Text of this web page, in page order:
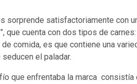
sorprende satisfactoriamente con
que cuenta con dos tipos de
comida, es que contiene una
el paladar.
que enfrentaba la marca